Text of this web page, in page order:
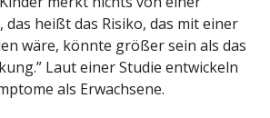
heißt das Risiko, das mit einer
wäre, könnte größer sein als das
Laut einer Studie entwickeln
als Erwachsene.